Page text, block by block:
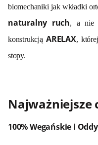
biomechaniki jak wkładki
naturalny ruch, a nie
konstrukcjąARELAX,
stopy.
Najważniejsze
100% Wegańskie i